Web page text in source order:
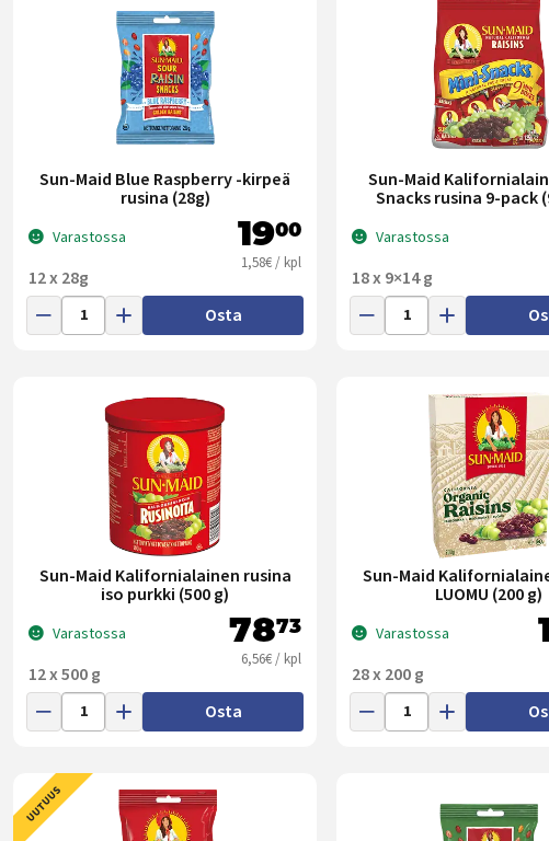
määrä:
Sun-Maid Blue Raspberry -kirpeä
rusina (28g)
Varastossa 1900
12 x 28g
1,58€ / kpl
Osta
Sun-Maid
Snacks rusina 9-pack
Varastossa
18 x 9×14 g
Sun-Maid Kalifornialainen rusina
iso purkki (500 g)
Varastossa 7873
12 x 500 g
6,56€ / kpl
Osta
Sun-Maid
LUOMU (200 g)
Varastossa
28 x 200 g
UUTUUS